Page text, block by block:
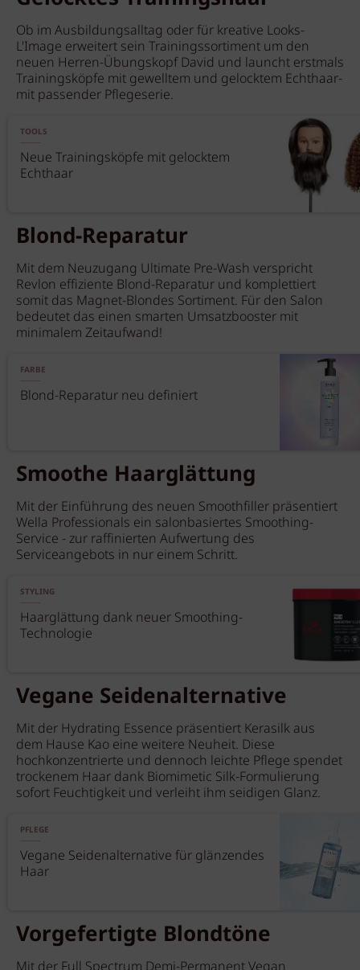
Ob im Ausbildungsalltag oder für kreative Looks-
L'Image erweitert sein Trainingssortiment um den
neuen Herren-Übungskopf David und launcht erstmals
Trainingsköpfe mit gewelltem und gelocktem Echthaar-
mit passender Pflegeserie.
TOOLS
Neue Trainingsköpfe mit gelocktem
Echthaar
Blond-Reparatur
Mit dem Neuzugang Ultimate Pre-Wash verspricht
Revlon effiziente Blond-Reparatur und komplettiert
somit das Magnet-Blondes Sortiment. Für den Salon
bedeutet das einen smarten Umsatzbooster mit
minimalem Zeitaufwand!
FARBE
Blond-Reparatur neu definiert
Smoothe Haarglättung
Mit der Einführung des neuen Smoothfiller präsentiert
Wella Professionals ein salonbasiertes Smoothing-
Service - zur raffinierten Aufwertung des
Serviceangebots in nur einem Schritt.
STYLING
Haarglättung dank neuer Smoothing-
Technologie
Vegane Seidenalternative
Mit der Hydrating Essence präsentiert Kerasilk aus
dem Hause Kao eine weitere Neuheit. Diese
hochkonzentrierte und dennoch leichte Pflege spendet
trockenem Haar dank Biomimetic Silk-Formulierung
sofort Feuchtigkeit und verleiht ihm seidigen Glanz.
PFLEGE
Vegane Seidenalternative für glänzendes
Haar
Vorgefertigte Blondtöne